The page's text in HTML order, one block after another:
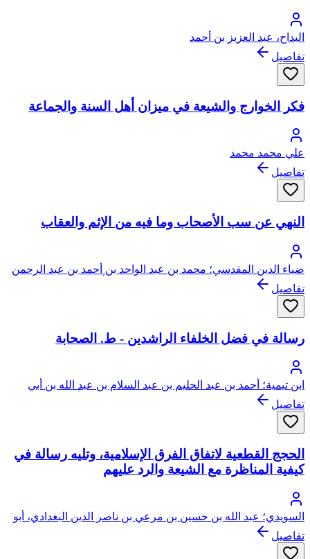
البداح، عبد العزيز بن أحمد
تفاصيل
فكر الخوارج والشيعة في ميزان أهل السنة والجماعة
علي محمد محمد
تفاصيل
النهي عن سب الأصحاب وما فيه من الإثم والعقاب
ضياء الدين المقدسي؛ محمد بن عبد الواحد بن أحمد بن عبد الرحمن
السعدي، المقدسي الأصل، الصالحي الحنبلي، أبو عبد الله، ضياء
الدين
تفاصيل
رسالة في فضل الخلفاء الراشدين - ط. الصحابة
ابن تيمية؛ أحمد بن عبد الحليم بن عبد السلام بن عبد الله بن أبي
القاسم الخضر النميري الحراني الدمشقي الحنبلي، أبو العباس، تقي
الدين ابن تيمية
تفاصيل
الحجج القطعية لاتفاق الفرق الإسلامية، وتليه رسالة في
كيفية المناظرة مع الشيعة والرد عليهم
السويدي؛ عبد الله بن حسين بن مرعي بن ناصر الدين البغدادي، أبو
البركات السويدي
تفاصيل